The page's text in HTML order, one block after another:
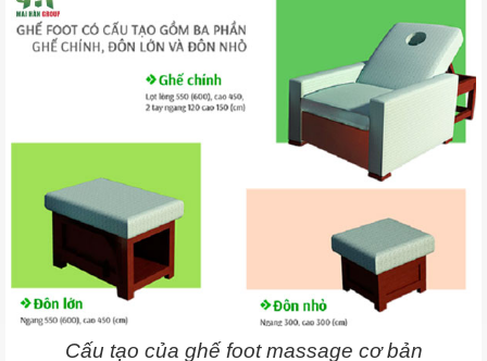
Cấu tạo của ghế foot massage cơ bản